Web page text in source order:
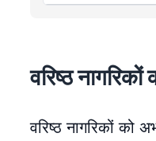
वरिष्ठ
वरिष्ठ नागरिकों को